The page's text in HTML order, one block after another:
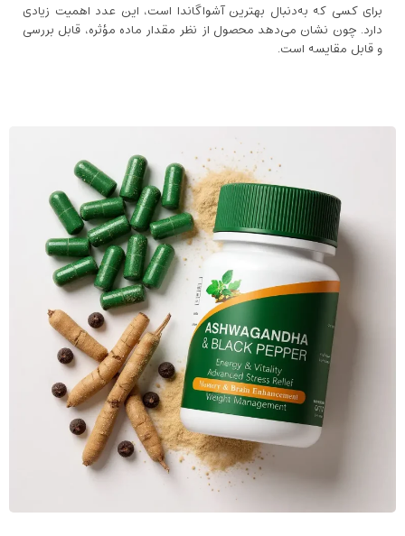
برای کسی که به‌دنبال بهترین آشواگاندا است، این عدد اهمیت زیادی
دارد. چون نشان می‌دهد محصول از نظر مقدار ماده مؤثره، قابل بررسی
و قابل مقایسه است.